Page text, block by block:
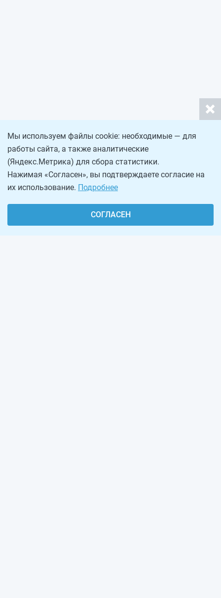
Мы используем файлы cookie: необходимые — для
работы сайта, а также аналитические
(Яндекс.Метрика) для сбора статистики.
Нажимая «Согласен», вы подтверждаете согласие на
их использование. Подробнее
СОГЛАСЕН